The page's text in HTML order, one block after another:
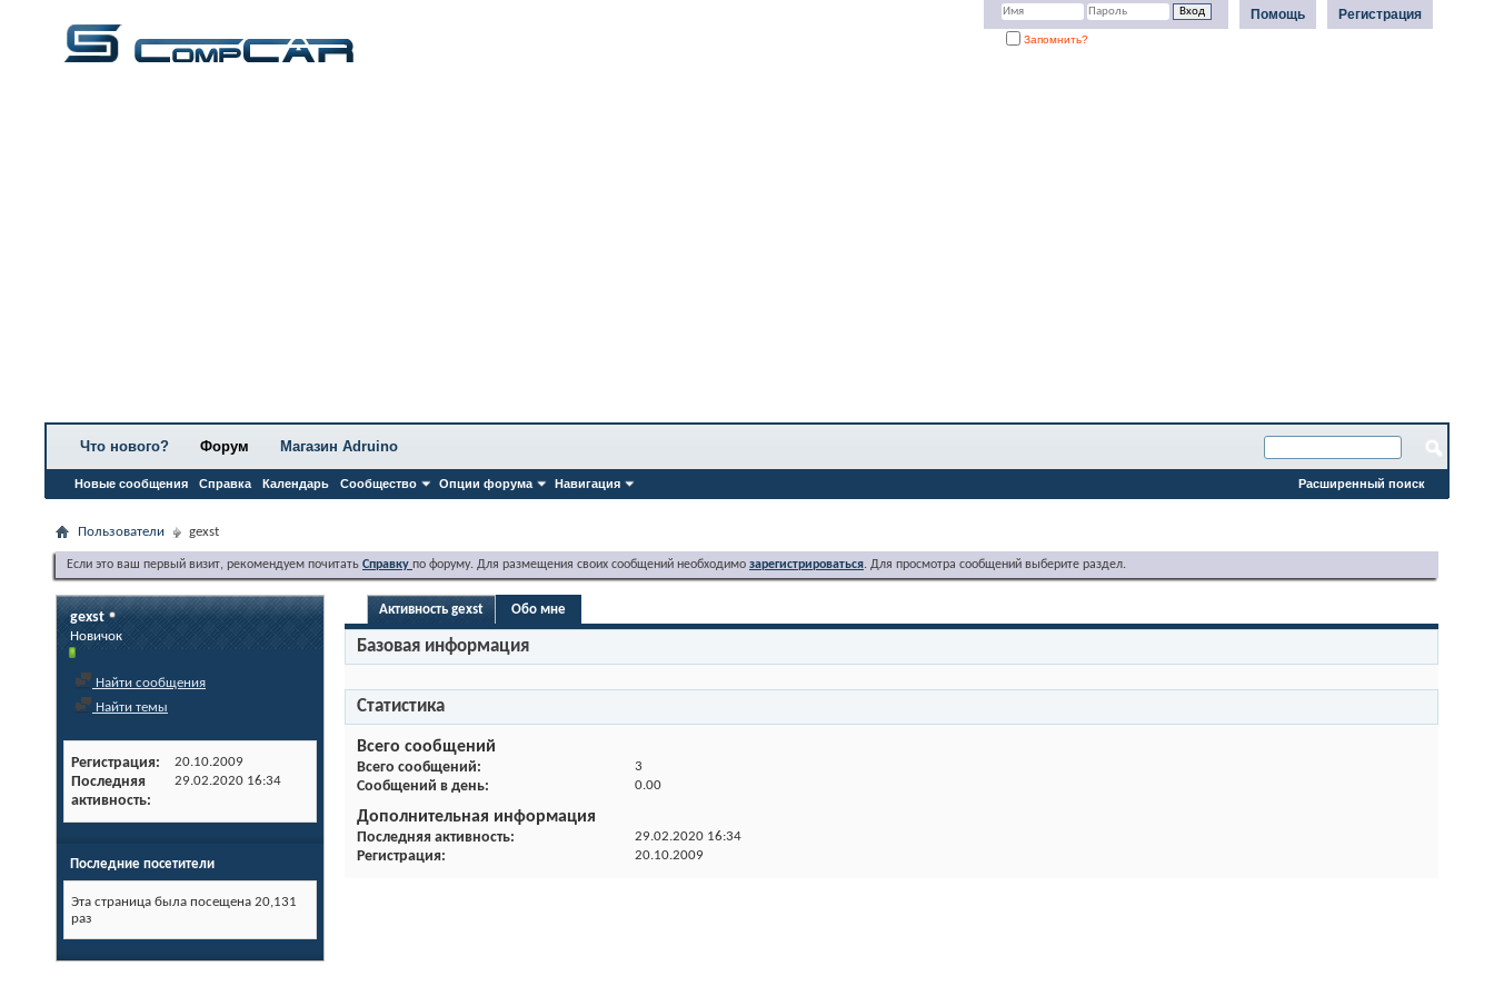
Регистрация
Помощь
Запомнить?
Что нового? Форум
Новые сообщения Справка Календарь Сообщество Опции форума Навигация
Магазин Adruino
Расширенный поиск
Пользователи gexst
Если это ваш первый визит, рекомендуем почитать Справку по форуму. Для размещения своих сообщений необходимо зарегистрироваться. Для просмотра сообщений выберите раздел.
gexst
Новичок
Найти сообщения
Найти темы
Регистрация 20.10.2009
Последняя
активность
29.02.2020 16:34
Последние посетители
Эта страница была посещена 20,131
раз
Активность gexst Обо мне
Базовая информация
Статистика
Всего сообщений
Всего сообщений 3
Сообщений в день 0.00
Дополнительная информация
Последняя активность 29.02.2020 16:34
Регистрация 20.10.2009